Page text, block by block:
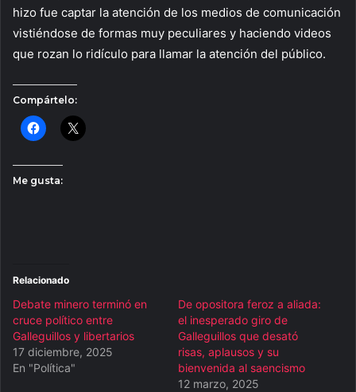
hizo fue captar la atención de los medios de comunicación
vistiéndose de formas muy peculiares y haciendo videos
que rozan lo ridículo para llamar la atención del público.
Compártelo:
Me gusta:
Relacionado
Debate minero terminó en
cruce político entre
Galleguillos y libertarios
17 diciembre, 2025
En "Política"
De opositora feroz a aliada:
el inesperado giro de
Galleguillos que desató
risas, aplausos y su
bienvenida al saencismo
12 marzo, 2025